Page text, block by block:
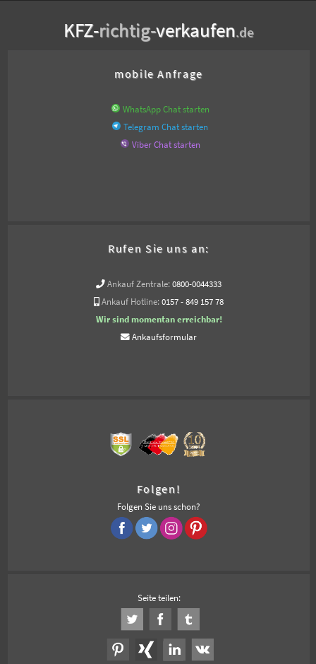
KFZ-richtig-verkaufen.de
mobile Anfrage
WhatsApp Chat starten
Telegram Chat starten
Viber Chat starten
Rufen Sie uns an:
Ankauf Zentrale: 0800-0044333
Ankauf Hotline: 0157 - 849 157 78
Wir sind momentan erreichbar!
Ankaufsformular
Folgen!
Folgen Sie uns schon?
Seite teilen: